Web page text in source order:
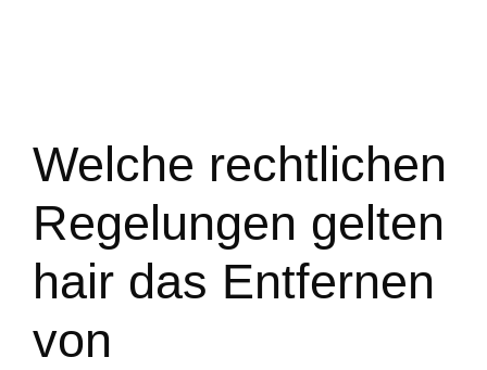
Welche rechtlichen
Regelungen gelten
hair das Entfernen
von